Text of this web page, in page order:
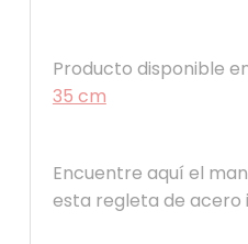
Producto disponible
35 cm
Encuentre aquí el
esta regleta de acero